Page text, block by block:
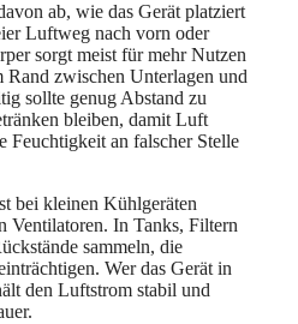
ab, wie das Gerät platziert
Luftweg nach vorn oder
sorgt meist für mehr Nutzen
Rand zwischen Unterlagen und
sollte genug Abstand zu
bleiben, damit Luft
Feuchtigkeit an falscher Stelle
bei kleinen Kühlgeräten
Ventilatoren. In Tanks, Filtern
sammeln, die
Wer das Gerät in
den Luftstrom stabil und